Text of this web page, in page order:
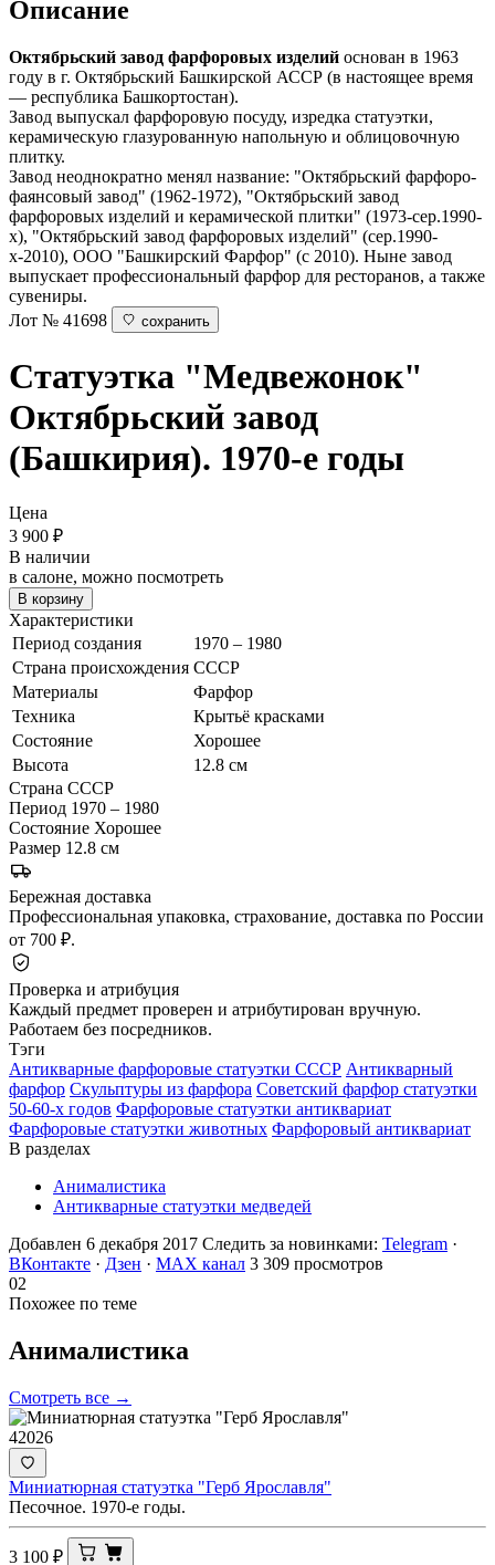
Описание
Октябрьский завод фарфоровых изделий основан в 1963
году в г. Октябрьский Башкирской АССР (в настоящее время
— республика Башкортостан).
Завод выпускал фарфоровую посуду, изредка статуэтки,
керамическую глазурованную напольную и облицовочную
плитку.
Завод неоднократно менял название: "Октябрьский фарфоро-
фаянсовый завод" (1962-1972), "Октябрьский завод
фарфоровых изделий и керамической плитки" (1973-сер.1990-
х), "Октябрьский завод фарфоровых изделий" (сер.1990-
х-2010), ООО "Башкирский Фарфор" (с 2010). Ныне завод
выпускает профессиональный фарфор для ресторанов, а также
сувениры.
Лот № 41698
сохранить
Статуэтка "Медвежонок"
Октябрьский завод
(Башкирия). 1970-е годы
Цена
3 900 ₽
В наличии
в салоне, можно посмотреть
В корзину
Характеристики
Период создания
1970 – 1980
Страна происхождения СССР
Материалы
Фарфор
Техника
Крытьё красками
Состояние
Хорошее
Высота
12.8 см
Страна СССР
Период 1970 – 1980
Состояние Хорошее
Размер 12.8 см
Бережная доставка
Профессиональная упаковка, страхование, доставка по России
от 700 ₽.
Проверка и атрибуция
Каждый предмет проверен и атрибутирован вручную.
Работаем без посредников.
Тэги
Антикварные фарфоровые статуэтки СССР Антикварный
фарфор Скульптуры из фарфора Советский фарфор статуэтки
50-60-х годов Фарфоровые статуэтки антиквариат
Фарфоровые статуэтки животных Фарфоровый антиквариат
В разделах
Анималистика
Антикварные статуэтки медведей
Добавлен 6 декабря 2017 Следить за новинками: Telegram ·
ВКонтакте · Дзен · MAX канал 3 309 просмотров
02
Похожее по теме
Анималистика
Смотреть все →
42026
Миниатюрная статуэтка "Герб Ярославля"
Песочное. 1970-е годы.
3 100 ₽